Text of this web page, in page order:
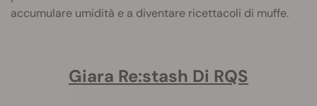
accumulare umidità e a diventare ricettacoli di muffe.
Giara Re:stash Di RQS